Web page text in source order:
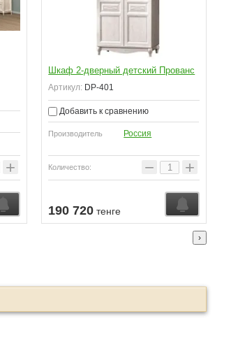
+
Шкаф 2-дверный детский Прованс
Артикул: DP-401
Добавить к сравнению
Производитель Россия
Количество: − +
190 720 тенге
Узнать о поступлении Узнать
›